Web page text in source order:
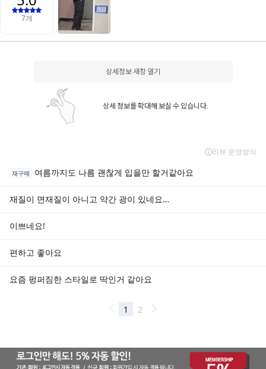
상세정보 새창 열기
상세 정보를 확대해 보실 수 있습니다.